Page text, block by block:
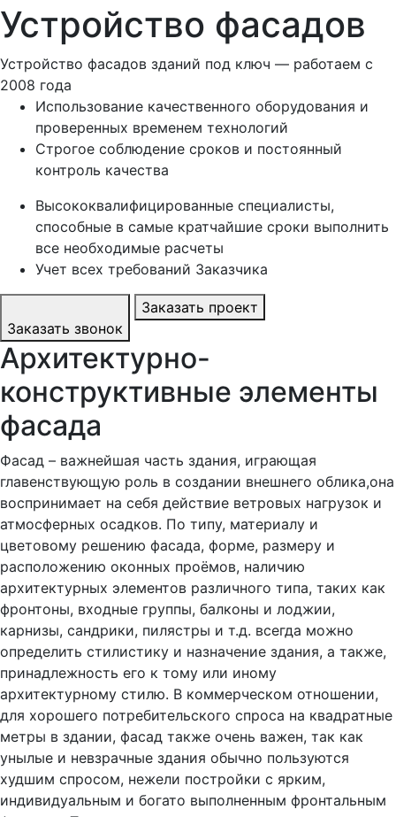
Устройство фасадов
Устройство фасадов зданий под ключ — работаем с
2008 года
Использование качественного оборудования и
проверенных временем технологий
Строгое соблюдение сроков и постоянный
контроль качества
Высококвалифицированные специалисты,
способные в самые кратчайшие сроки выполнить
все необходимые расчеты
Учет всех требований Заказчика
Заказать звонок
Заказать проект
Архитектурно-
конструктивные элементы
фасада
Фасад – важнейшая часть здания, играющая
главенствующую роль в создании внешнего облика,она
воспринимает на себя действие ветровых нагрузок и
атмосферных осадков. По типу, материалу и
цветовому решению фасада, форме, размеру и
расположению оконных проёмов, наличию
архитектурных элементов различного типа, таких как
фронтоны, входные группы, балконы и лоджии,
карнизы, сандрики, пилястры и т.д. всегда можно
определить стилистику и назначение здания, а также,
принадлежность его к тому или иному
архитектурному стилю. В коммерческом отношении,
для хорошего потребительского спроса на квадратные
метры в здании, фасад также очень важен, так как
унылые и невзрачные здания обычно пользуются
худшим спросом, нежели постройки с ярким,
индивидуальным и богато выполненным фронтальным